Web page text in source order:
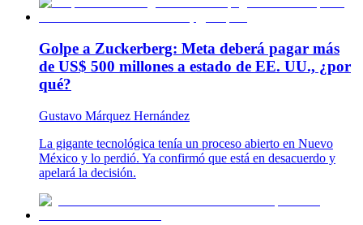
Golpe a Zuckerberg: Meta deberá pagar más
de US$ 500 millones a estado de EE. UU., ¿por
qué?
Gustavo Márquez Hernández
La gigante tecnológica tenía un proceso abierto en Nuevo
México y lo perdió. Ya confirmó que está en desacuerdo y
apelará la decisión.